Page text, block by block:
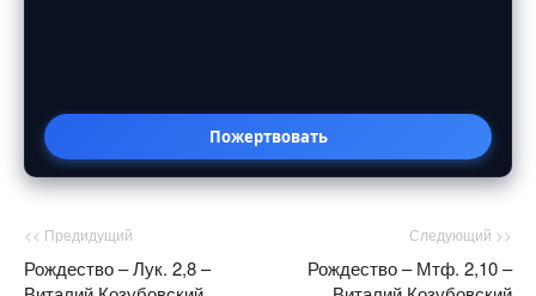
Пожертвовать
<< Предидущий
Рождество – Лук. 2,8 –
Следующий >>
Рождество – Мтф. 2,10 –